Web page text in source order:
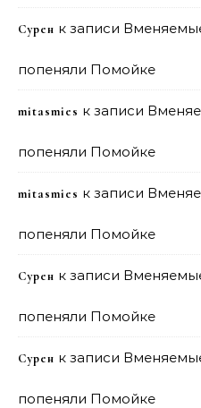
Сурен к записи
попеняли Помойке
mitasmies к записи
попеняли Помойке
mitasmies к записи
попеняли Помойке
Сурен к записи
попеняли Помойке
Сурен к записи
попеняли Помойке